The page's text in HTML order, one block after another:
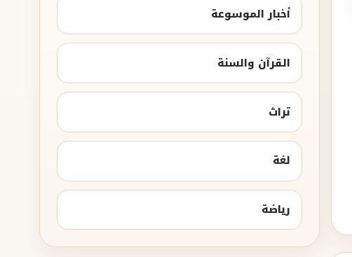
أخبار الموسوعة
القرآن والسنة
تراث
لغة
رياضة